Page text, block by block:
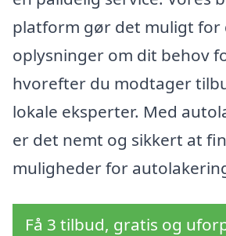
platform gør det muligt for
oplysninger om dit behov
hvorefter du modtager
lokale eksperter. Med
er det nemt og sikkert at
muligheder for
Få 3 tilbud, gratis og